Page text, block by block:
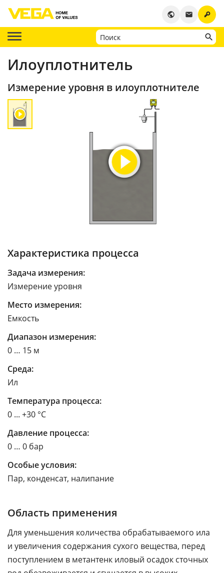
key
email
public
Илоуплотнитель
Измерение уровня в илоуплотнителе
Характеристика процесса
Задача измерения:
Измерение уровня
Место измерения:
Емкость
Диапазон измерения:
0 … 15 м
Среда:
Ил
Температура процесса:
0 ... +30 °C
Давление процесса:
0 … 0 бар
Особые условия:
Пар, конденсат, налипание
Область применения
Для уменьшения количества обрабатываемого ила
и увеличения содержания сухого вещества, перед
поступлением в метантенк иловый осадок сточных